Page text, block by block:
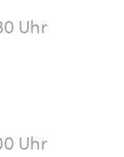
Uhr
Uhr